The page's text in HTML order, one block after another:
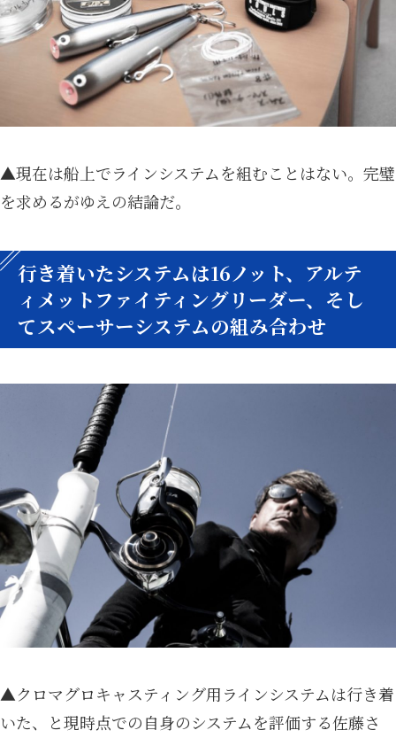
▲現在は船上でラインシステムを組むことはない。完璧
を求めるがゆえの結論だ。
行き着いたシステムは16ノット、アルテ
ィメットファイティングリーダー、そし
てスペーサーシステムの組み合わせ
▲クロマグロキャスティング用ラインシステムは行き着
いた、と現時点での自身のシステムを評価する佐藤さ